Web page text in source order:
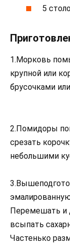
5
1.Морковь
крупной или
брусочками
2.Помидоры
срезать
небольшими
Перемешать и
всыпать
Частенько